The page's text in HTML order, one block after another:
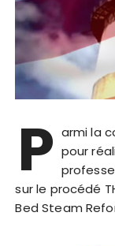
P armi la
pour
sur le procédé
Bed Steam